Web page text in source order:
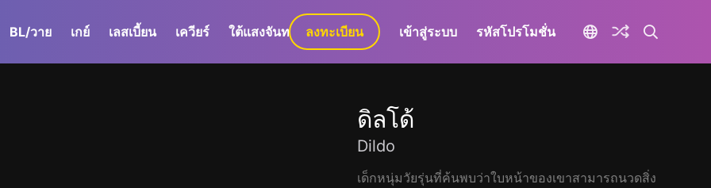
BL/วาย เกย์ เลสเบี้ยน เควียร์ ใต้แสงจันทร์ GaLa+
ลงทะเบียน เข้าสู่ระบบ รหัสโปรโมชั่น
ดิลโด้
Dildo
เด็กหนุ่มวัยรุ่นที่ค้นพบว่าใบหน้าของเขาสามารถนวดสิ่ง